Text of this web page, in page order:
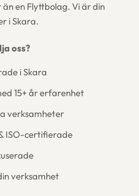
en Flyttbolag. Vi är din
i Skara.
oss?
i Skara
15+ år erfarenhet
verksamheter
ISO-certifierade
verksamhet